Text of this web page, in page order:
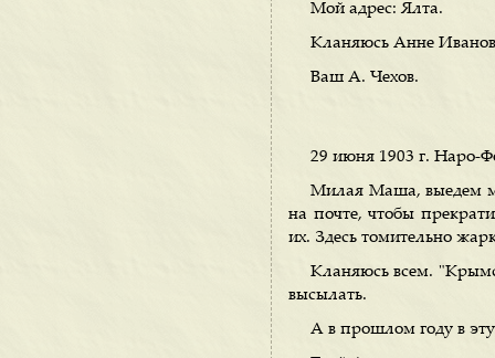
Мой адрес: Ялта.
Кланяюсь Анне
Ваш А. Чехов.
29 июня 1903 г. Наро-
Милая Маша, выедем
на почте, чтобы
их. Здесь томительно
Кланяюсь всем.
высылать.
А в прошлом году в